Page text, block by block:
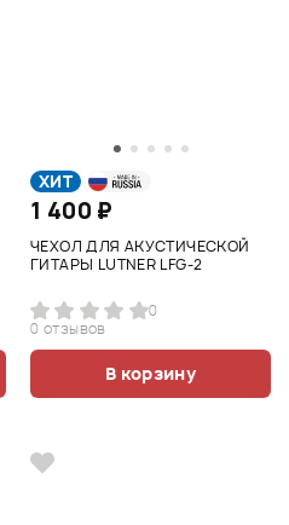
ХИТ
1 400 ₽
ЧЕХОЛ ДЛЯ АКУСТИЧЕСКОЙ
ГИТАРЫ LUTNER LFG-2
0
0 отзывов
В корзину